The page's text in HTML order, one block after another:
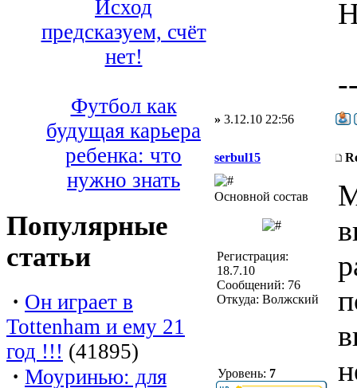
Исход
предсказуем, счёт
нет!
Футбол как
будущая карьера
ребенка: что
нужно знать
Популярные
статьи
· Он играет в
Tottenham и ему 21
год !!! (41895)
· Моуринью: для
» 3.12.10 22:56
serbul15
Основной состав
Регистрация:
18.7.10
Сообщений: 76
Откуда: Волжский
Уровень: 7